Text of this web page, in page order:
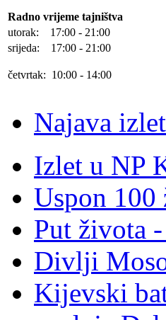
Radno vrijeme tajništva
utorak: 17:00 - 21:00
srijeda: 17:00 - 21:00
četvrtak: 10:00 - 14:00
Najava
Izlet u NP
Uspon 100
Put života
Divlji
Kijevski